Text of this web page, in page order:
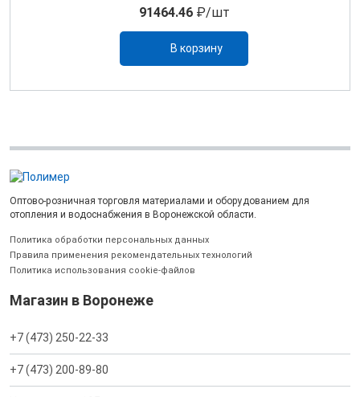
91464.46₽/шт
В корзину
Оптово-розничная торговля материалами и оборудованием для
отопления и водоснабжения в Воронежской области.
Политика обработки персональных данных
Правила применения рекомендательных технологий
Политика использования cookie-файлов
Магазин в Воронеже
+7 (473) 250-22-33
+7 (473) 200-89-80